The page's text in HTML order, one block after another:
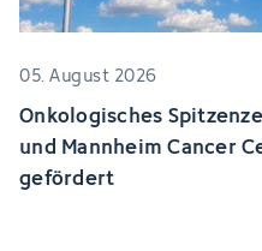
05. August 2026
Onkologisches
und Mannheim Cancer
gefördert